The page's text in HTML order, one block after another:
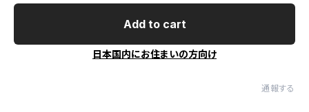
Add to cart
日本国内にお住まいの方向け
通報する